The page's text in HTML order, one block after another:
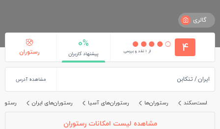
گالری
4 از 1 نقد و بررسی
0%
پیشنهاد کاربران رستوران
ایران تنکابن مشاهده آدرس
لست‌سکند رستوران‌ها رستوران‌های آسیا رستوران‌های ایران
مشاهده لیست امکانات رستوران